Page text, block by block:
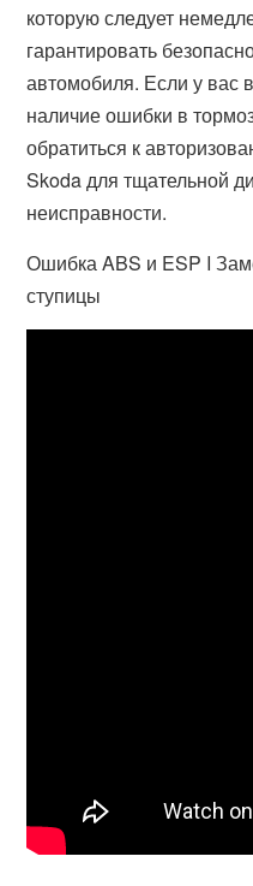
которую следует
гарантировать
автомобиля. Если у вас
наличие ошибки в
обратиться к
Skoda для тщательной
неисправности.
Ошибка ABS и ESP I
ступицы